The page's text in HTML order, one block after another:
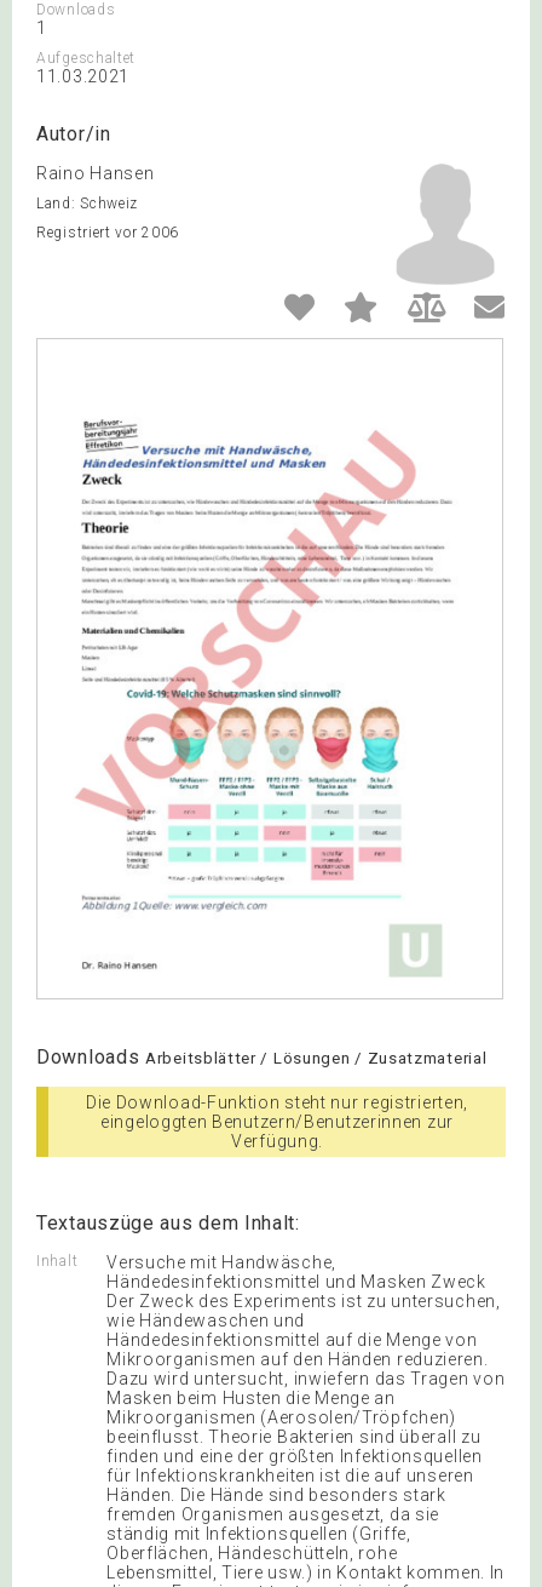
Downloads
1
Aufgeschaltet
11.03.2021
Autor/in
Raino Hansen
Land: Schweiz
Registriert vor 2006
Downloads Arbeitsblätter / Lösungen / Zusatzmaterial
Die Download-Funktion steht nur registrierten,
eingeloggten Benutzern/Benutzerinnen zur
Verfügung.
Textauszüge aus dem Inhalt:
Inhalt
Versuche mit Handwäsche,
Händedesinfektionsmittel und Masken Zweck
Der Zweck des Experiments ist zu untersuchen,
wie Händewaschen und
Händedesinfektionsmittel auf die Menge von
Mikroorganismen auf den Händen reduzieren.
Dazu wird untersucht, inwiefern das Tragen von
Masken beim Husten die Menge an
Mikroorganismen (Aerosolen/Tröpfchen)
beeinflusst. Theorie Bakterien sind überall zu
finden und eine der größten Infektionsquellen
für Infektionskrankheiten ist die auf unseren
Händen. Die Hände sind besonders stark
fremden Organismen ausgesetzt, da sie
ständig mit Infektionsquellen (Griffe,
Oberflächen, Händeschütteln, rohe
Lebensmittel, Tiere usw.) in Kontakt kommen. In